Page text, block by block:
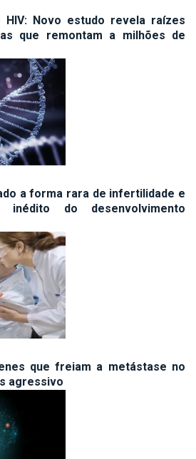
Novo estudo revela raízes
que remontam a milhões de
a forma rara de infertilidade e
inédito do desenvolvimento
que freiam a metástase no
agressivo